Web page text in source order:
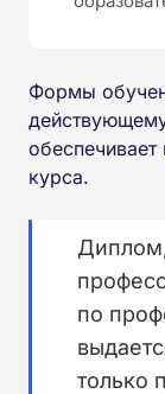
Формы
курса.
по
только